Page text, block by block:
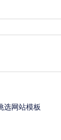
选网站模板